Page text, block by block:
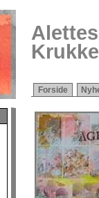
Forside